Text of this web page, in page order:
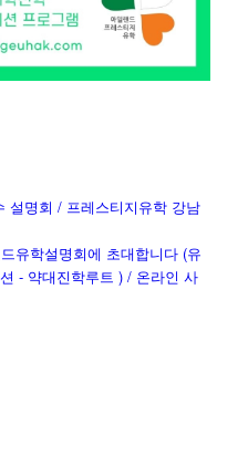
설명회 / 프레스티지유학 강남
유학설명회에 초대합니다 (유
- 약대진학루트 ) / 온라인 사